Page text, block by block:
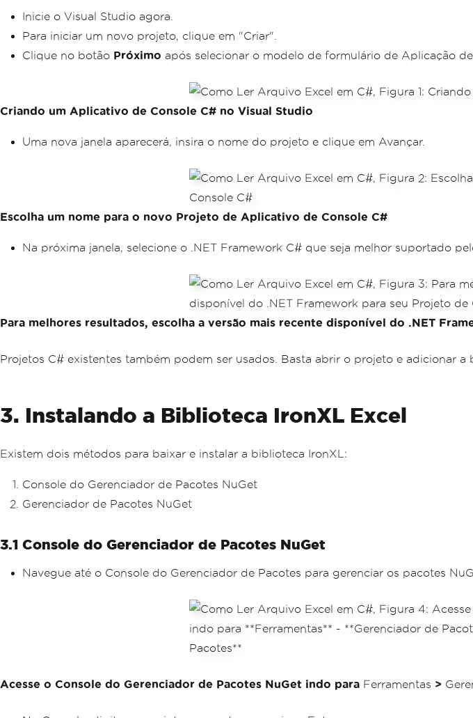
Inicie o Visual Studio agora.
Para iniciar um novo projeto, clique em "Criar".
Clique no botão Próximo após selecionar o modelo de formulário de Aplicação de
Criando um Aplicativo de Console C# no Visual Studio
Uma nova janela aparecerá, insira o nome do projeto e clique em Avançar.
Escolha um nome para o novo Projeto de Aplicativo de Console C#
Na próxima janela, selecione o .NET Framework C# que seja melhor suportado
Para melhores resultados, escolha a versão mais recente disponível do .NET
Projetos C# existentes também podem ser usados. Basta abrir o projeto e adicionar
3. Instalando a Biblioteca IronXL Excel
Existem dois métodos para baixar e instalar a biblioteca IronXL:
Console do Gerenciador de Pacotes NuGet
Gerenciador de Pacotes NuGet
3.1 Console do Gerenciador de Pacotes NuGet
Navegue até o Console do Gerenciador de Pacotes para gerenciar os pacotes
Acesse o Console do Gerenciador de Pacotes NuGet indo para Ferramentas >